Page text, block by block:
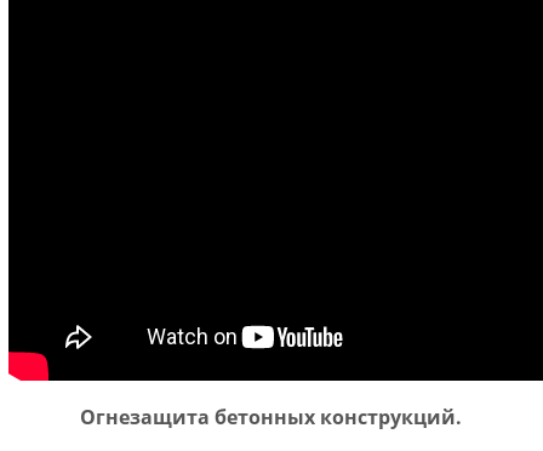
Огнезащита бетонных конструкций.